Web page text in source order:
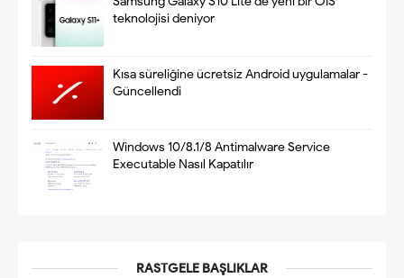
teknolojisi deniyor
Kısa süreliğine ücretsiz Android uygulamalar -
Güncellendi
Windows 10/8.1/8 Antimalware Service
Executable Nasıl Kapatılır
RASTGELE BAŞLIKLAR